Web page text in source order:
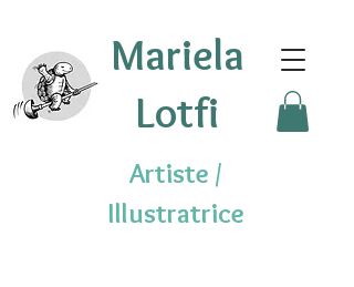
Mariela
Lotfi
Artiste /
Illustratrice